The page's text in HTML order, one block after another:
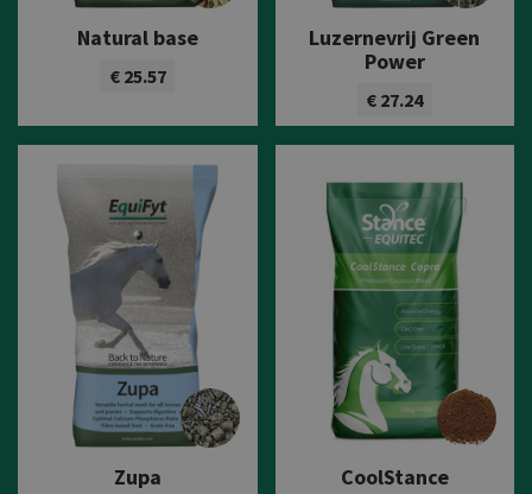
Natural base
€ 25.57
Luzernevrij Green
Power
€ 27.24
Bekijk product
Zupa CoolStance